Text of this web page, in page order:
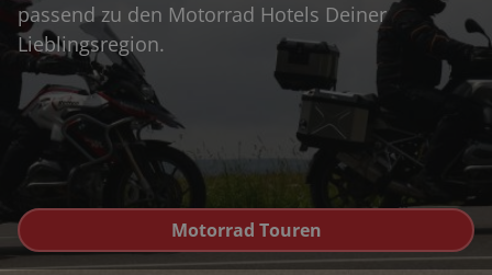
passend zu den Motorrad Hotels Deiner
Lieblingsregion.
Motorrad Touren